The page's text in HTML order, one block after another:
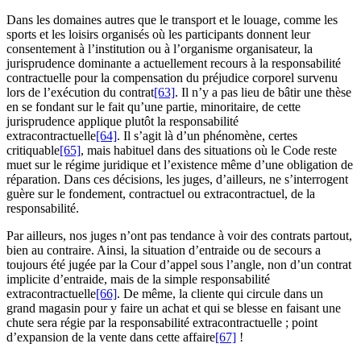
Dans les domaines autres que le transport et le louage, comme les
sports et les loisirs organisés où les participants donnent leur
consentement à l’institution ou à l’organisme organisateur, la
jurisprudence dominante a actuellement recours à la responsabilité
contractuelle pour la compensation du préjudice corporel survenu
lors de l’exécution du contrat[63]. Il n’y a pas lieu de bâtir une thèse
en se fondant sur le fait qu’une partie, minoritaire, de cette
jurisprudence applique plutôt la responsabilité
extracontractuelle[64]. Il s’agit là d’un phénomène, certes
critiquable[65], mais habituel dans des situations où le Code reste
muet sur le régime juridique et l’existence même d’une obligation de
réparation. Dans ces décisions, les juges, d’ailleurs, ne s’interrogent
guère sur le fondement, contractuel ou extracontractuel, de la
responsabilité.
Par ailleurs, nos juges n’ont pas tendance à voir des contrats partout,
bien au contraire. Ainsi, la situation d’entraide ou de secours a
toujours été jugée par la Cour d’appel sous l’angle, non d’un contrat
implicite d’entraide, mais de la simple responsabilité
extracontractuelle[66]. De même, la cliente qui circule dans un
grand magasin pour y faire un achat et qui se blesse en faisant une
chute sera régie par la responsabilité extracontractuelle ; point
d’expansion de la vente dans cette affaire[67] !